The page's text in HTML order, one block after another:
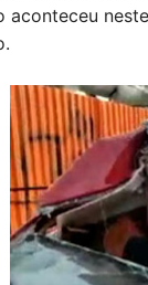
aconteceu